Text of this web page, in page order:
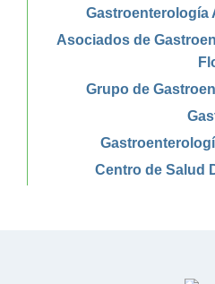
Gastroenterología
Asociados de
Grupo de
Centro de Salud